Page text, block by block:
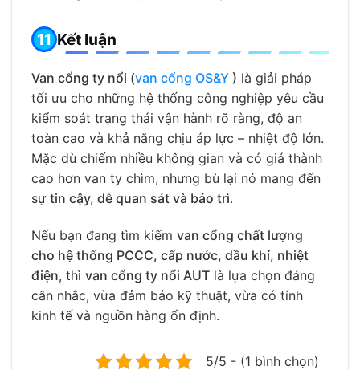
Kết luận
Van cổng ty nổi (van cổng OS&Y ) là giải pháp
tối ưu cho những hệ thống công nghiệp yêu cầu
kiểm soát trạng thái vận hành rõ ràng, độ an
toàn cao và khả năng chịu áp lực – nhiệt độ lớn.
Mặc dù chiếm nhiều không gian và có giá thành
cao hơn van ty chìm, nhưng bù lại nó mang đến
sự tin cậy, dễ quan sát và bảo trì.
Nếu bạn đang tìm kiếm van cổng chất lượng
cho hệ thống PCCC, cấp nước, dầu khí, nhiệt
điện, thì van cổng ty nổi AUT là lựa chọn đáng
cân nhắc, vừa đảm bảo kỹ thuật, vừa có tính
kinh tế và nguồn hàng ổn định.
5/5 - (1 bình chọn)